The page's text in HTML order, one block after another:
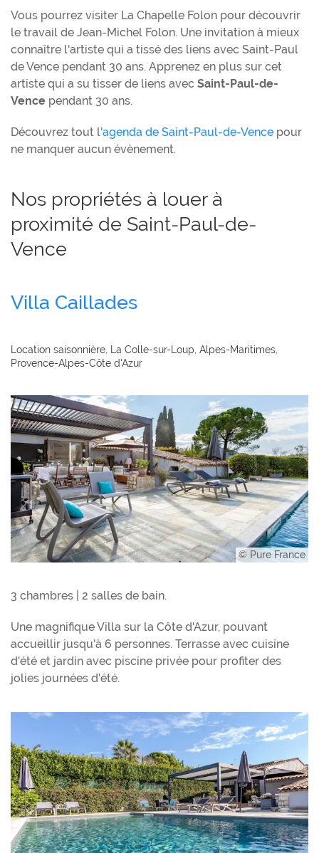
Vous pourrez visiter La Chapelle Folon pour découvrir
le travail de Jean-Michel Folon. Une invitation à mieux
connaître l'artiste qui a tissé des liens avec Saint-Paul
de Vence pendant 30 ans. Apprenez en plus sur cet
artiste qui a su tisser de liens avec Saint-Paul-de-
Vence pendant 30 ans.
Découvrez tout l'agenda de Saint-Paul-de-Vence pour
ne manquer aucun évènement.
Nos propriétés à louer à
proximité de Saint-Paul-de-
Vence
Villa Caillades
Location saisonnière, La Colle-sur-Loup, Alpes-Maritimes,
Provence-Alpes-Côte d'Azur
© Pure France
3 chambres | 2 salles de bain.
Une magnifique Villa sur la Côte d'Azur, pouvant
accueillir jusqu'à 6 personnes. Terrasse avec cuisine
d'été et jardin avec piscine privée pour profiter des
jolies journées d'été.